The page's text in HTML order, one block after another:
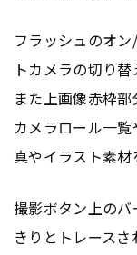
フラッシュのオ
トカメラの切り替
また上画像赤枠
カメラロール一
真やイラスト素材
撮影ボタン上の
きりとトレースさ